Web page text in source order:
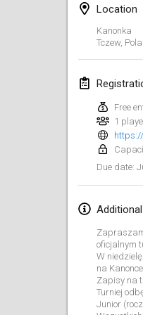
Location
Kanonka
Tczew,
Free
1
Due date:
oficjalnym
W
na Kanonce.
Zapisy na
Turniej
Junior
February
Feb 4,
Feb 5,
Kohti
Feb
Feb
West
Feb